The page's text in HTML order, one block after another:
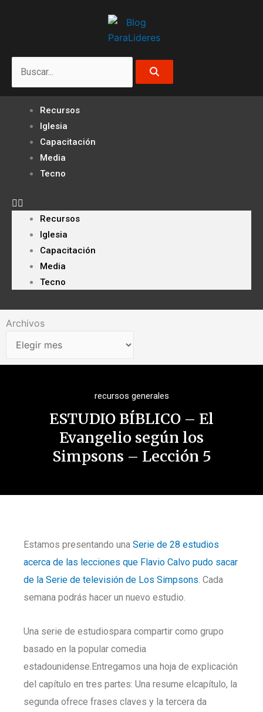
Recursos
Iglesia
Capacitación
Media
Tecno
Recursos
Iglesia
Capacitación
Media
Tecno
Archivos
Archivos
recursos generales
ESTUDIO BÍBLICO – El
Evangelio según los
Simpsons – Lección 5
Estamos presentando una Serie de 28 estudios
acerca de las lecciones que Flavio Calvo pudo sacar
de la Serie de televisión de Los Simpsons. Cada
semana podrás hacer un nuevo estudio.
Una serie de estudiospara compartir como grupo
basado en la popular comedia
estadounidense.Entregamos una hoja de explicación
del capítulo en tres partes: Una resume elcapítulo, la
segunda ofrece frases claves y la tercera da